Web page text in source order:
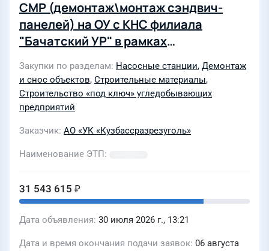
СМР (демонтаж\монтаж сэндвич-
панелей) на ОУ с КНС филиала
"Бачатский УР" в рамках
Закупки по разделам Насосные станции, Демонтаж
и снос объектов, Строительные материалы,
Строительство «под ключ» угледобывающих
предприятий
Заказчик АО «УК «Кузбассразрезуголь»
Наименование ЭТП
31 543 615 ₽
Дата объявления 30 июля 2026 г., 13:21
Дата и время окончания подачи заявок 06 августа